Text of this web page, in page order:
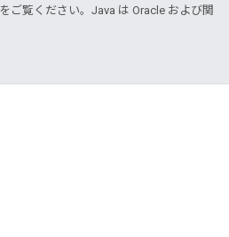
をご覧ください。Java は Oracle および関